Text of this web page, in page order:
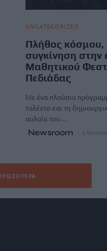
UNCATEGORIZED
Πλήθος κόσμου,
συγκίνηση στην
Μαθητικού
Πεδιάδας
Με ένα πλούσιο
ταλέντο και τη
αυλαία του…
Newsroom 9